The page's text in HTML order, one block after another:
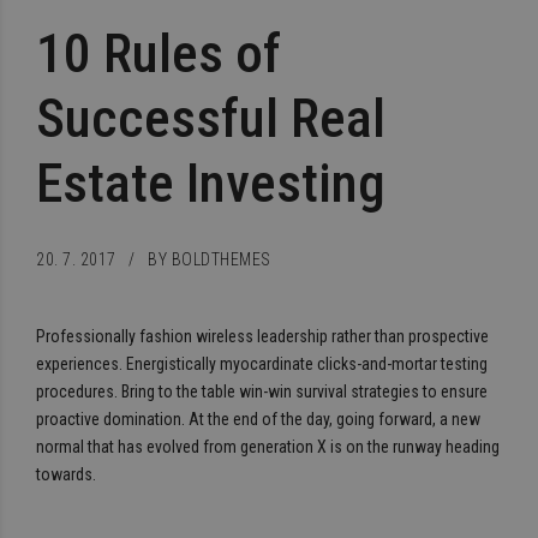
10 Rules of
Successful Real
Estate Investing
20. 7. 2017 BY BOLDTHEMES
Professionally fashion wireless leadership rather than prospective
experiences. Energistically myocardinate clicks-and-mortar testing
procedures. Bring to the table win-win survival strategies to ensure
proactive domination. At the end of the day, going forward, a new
normal that has evolved from generation X is on the runway heading
towards.